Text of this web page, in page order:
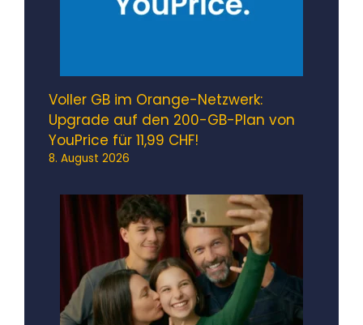
Voller GB im Orange-Netzwerk:
Upgrade auf den 200-GB-Plan von
YouPrice für 11,99 CHF!
8. August 2026